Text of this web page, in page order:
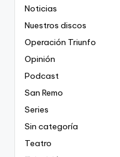
Noticias
Nuestros discos
Operación Triunfo
Opinión
Podcast
San Remo
Series
Sin categoría
Teatro